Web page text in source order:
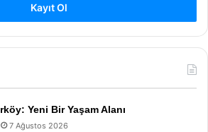
Kayıt Ol
Yeni Bir Yaşam Alanı
7 Ağustos 2026